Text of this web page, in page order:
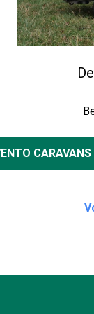
CARAVANS